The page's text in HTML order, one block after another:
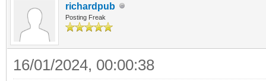
richardpub
Posting Freak
16/01/2024, 00:00:38